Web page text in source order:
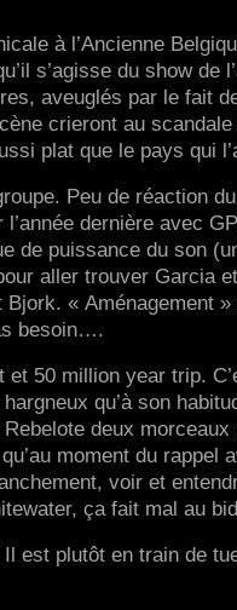
à l’Ancienne
s’agisse du show de
aveuglés par le fait
crieront au
plat que le pays qui
Peu de réaction
dernière avec
de puissance du son
aller trouver Garcia
Bjork. « Aménagement
besoin….
50 million year trip.
qu’à son
deux
moment du rappel
voir et
ça fait mal au
est plutôt en train de